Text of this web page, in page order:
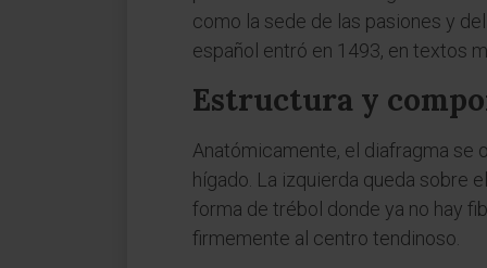
como la sede de las pasiones y
español entró en 1493, en textos
Estructura y
Anatómicamente, el diafragma se
hígado. La izquierda queda sobre
forma de trébol donde ya no hay
firmemente al centro tendinoso.